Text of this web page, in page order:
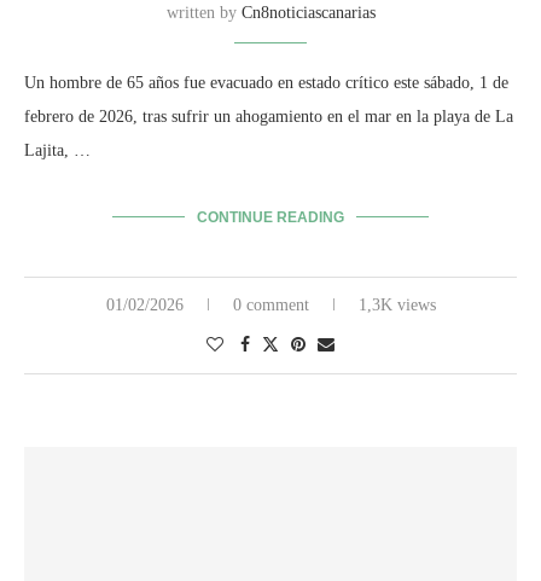
written by Cn8noticiascanarias
Un hombre de 65 años fue evacuado en estado crítico este sábado, 1 de
febrero de 2026, tras sufrir un ahogamiento en el mar en la playa de La
Lajita, …
CONTINUE READING
01/02/2026 0 comment 1,3K views